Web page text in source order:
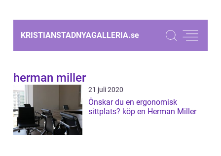
KRISTIANSTADNYAGALLERIA.se
herman miller
21 juli 2020
Önskar du en ergonomisk
sittplats? köp en Herman Miller